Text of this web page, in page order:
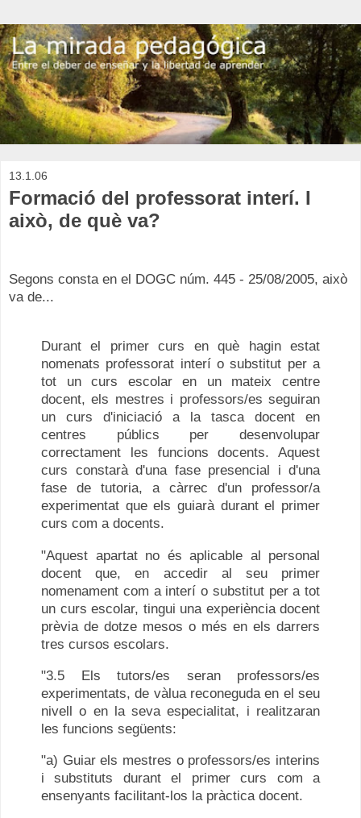
13.1.06
Formació del professorat interí. I
això, de què va?
Segons consta en el DOGC núm. 445 - 25/08/2005, això
va de...
Durant el primer curs en què hagin estat
nomenats professorat interí o substitut per a
tot un curs escolar en un mateix centre
docent, els mestres i professors/es seguiran
un curs d'iniciació a la tasca docent en
centres públics per desenvolupar
correctament les funcions docents. Aquest
curs constarà d'una fase presencial i d'una
fase de tutoria, a càrrec d'un professor/a
experimentat que els guiarà durant el primer
curs com a docents.
"Aquest apartat no és aplicable al personal
docent que, en accedir al seu primer
nomenament com a interí o substitut per a tot
un curs escolar, tingui una experiència docent
prèvia de dotze mesos o més en els darrers
tres cursos escolars.
"3.5 Els tutors/es seran professors/es
experimentats, de vàlua reconeguda en el seu
nivell o en la seva especialitat, i realitzaran
les funcions següents:
"a) Guiar els mestres o professors/es interins
i substituts durant el primer curs com a
ensenyants facilitant-los la pràctica docent.